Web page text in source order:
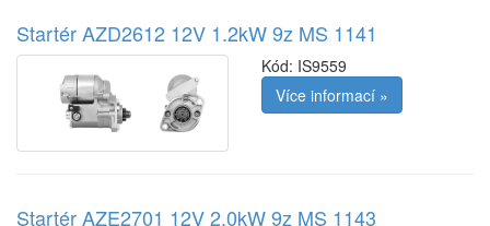
Startér AZD2612 12V 1.2kW 9z MS 1141
Kód: IS9559
Více informací »
Startér AZE2701 12V 2.0kW 9z MS 1143